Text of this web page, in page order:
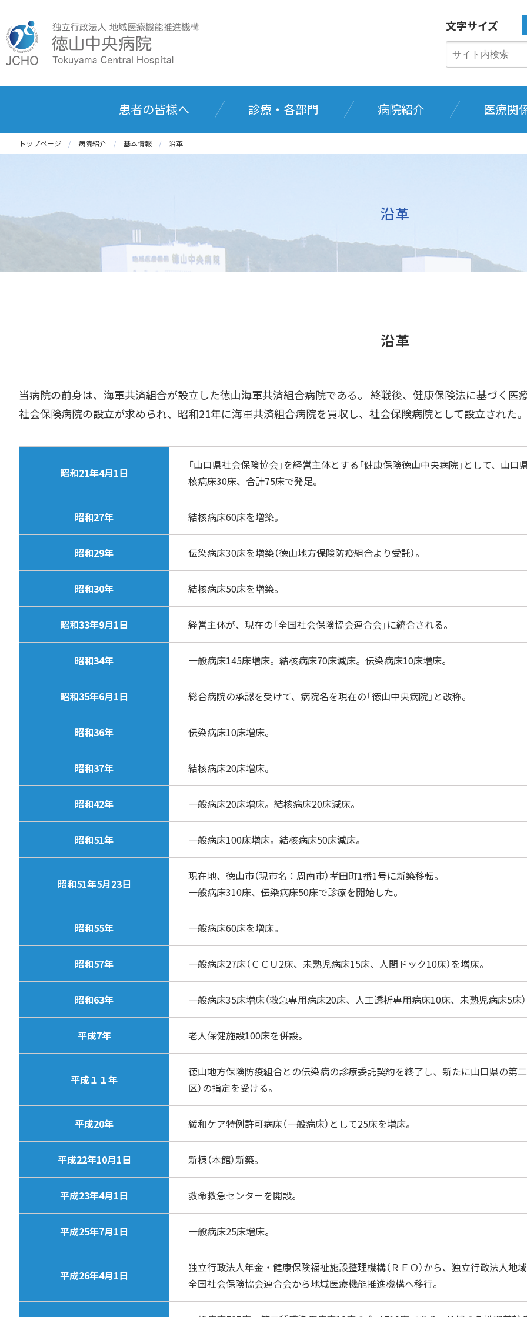
文字サイズ
患者の皆様へ 診療・各部門 病院紹介 医療関
トップページ 病院紹介 基本情報 沿革
沿革
沿革
当病院の前身は、海軍共済組合が設立した徳山海軍共済組合病院である。 終戦後、健康保険法に基づく
社会保険病院の設立が求められ、昭和21年に海軍共済組合病院を買収し、社会保険病院として設立された
昭和21年4月1日
「山口県社会保険協会」を経営主体とする「健康保険徳山中央病院」として、山
核病床30床、合計75床で発足。
昭和27年 結核病床60床を増築。
昭和29年 伝染病床30床を増築（徳山地方保険防疫組合より受託）。
昭和30年 結核病床50床を増築。
昭和33年9月1日 経営主体が、現在の「全国社会保険協会連合会」に統合される。
昭和34年 一般病床145床増床。結核病床70床減床。伝染病床10床増床。
昭和35年6月1日 総合病院の承認を受けて、病院名を現在の「徳山中央病院」と改称。
昭和36年 伝染病床10床増床。
昭和37年 結核病床20床増床。
昭和42年 一般病床20床増床。結核病床20床減床。
昭和51年 一般病床100床増床。結核病床50床減床。
昭和51年5月23日
現在地、徳山市（現市名：周南市）孝田町1番1号に新築移転。
一般病床310床、伝染病床50床で診療を開始した。
昭和55年 一般病床60床を増床。
昭和57年 一般病床27床（ＣＣＵ2床、未熟児病床15床、人間ドック10床）を増床。
昭和63年 一般病床35床増床（救急専用病床20床、人工透析専用病床10床、未熟児病床5床
平成7年 老人保健施設100床を併設。
平成１１年
徳山地方保険防疫組合との伝染病の診療委託契約を終了し、新たに山口県の第
区）の指定を受ける。
平成20年 緩和ケア特例許可病床（一般病床）として25床を増床。
平成22年10月1日 新棟（本館）新築。
平成23年4月1日 救命救急センターを開設。
平成25年7月1日 一般病床25床増床。
平成26年4月1日
独立行政法人年金・健康保険福祉施設整理機構（ＲＦＯ）から、独立行政法人地
全国社会保険協会連合会から地域医療機能推進機構へ移行。